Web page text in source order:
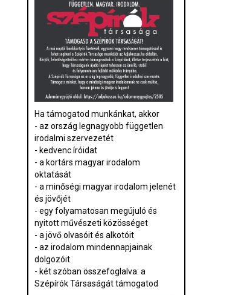
Ha támogatod munkánkat, akkor
- az ország legnagyobb független
irodalmi szervezetét
- kedvenc íróidat
- a kortárs magyar irodalom
oktatását
- a minőségi magyar irodalom jelenét
és jövőjét
- egy folyamatosan megújuló és
nyitott művészeti közösséget
- a jövő olvasóit és alkotóit
- az irodalom mindennapjainak
dolgozóit
- két szóban összefoglalva: a
Szépírók Társaságát támogatod